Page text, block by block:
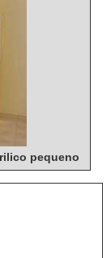
pequeno